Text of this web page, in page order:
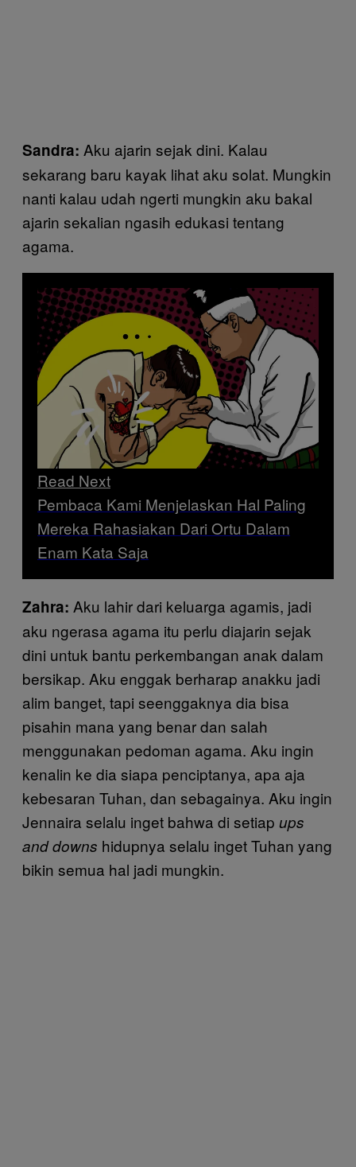
Sandra: Aku ajarin sejak dini. Kalau
sekarang baru kayak lihat aku solat. Mungkin
nanti kalau udah ngerti mungkin aku bakal
ajarin sekalian ngasih edukasi tentang
agama.
Read Next
Pembaca Kami Menjelaskan Hal Paling
Mereka Rahasiakan Dari Ortu Dalam
Enam Kata Saja
Zahra: Aku lahir dari keluarga agamis, jadi
aku ngerasa agama itu perlu diajarin sejak
dini untuk bantu perkembangan anak dalam
bersikap. Aku enggak berharap anakku jadi
alim banget, tapi seenggaknya dia bisa
pisahin mana yang benar dan salah
menggunakan pedoman agama. Aku ingin
kenalin ke dia siapa penciptanya, apa aja
kebesaran Tuhan, dan sebagainya. Aku ingin
Jennaira selalu inget bahwa di setiap ups
and downs hidupnya selalu inget Tuhan yang
bikin semua hal jadi mungkin.